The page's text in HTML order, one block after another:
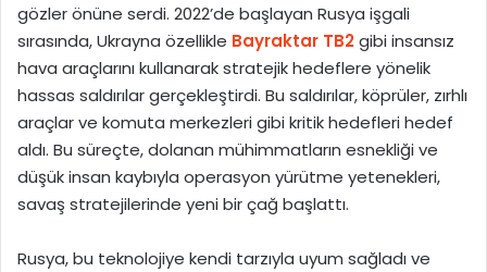
gözler önüne serdi. 2022’de başlayan Rusya işgali
sırasında, Ukrayna özellikle Bayraktar TB2gibi insansız
hava araçlarını kullanarak stratejik hedeflere yönelik
hassas saldırılar gerçekleştirdi. Bu saldırılar, köprüler, zırhlı
araçlar ve komuta merkezleri gibi kritik hedefleri hedef
aldı. Bu süreçte, dolanan mühimmatların esnekliği ve
düşük insan kaybıyla operasyon yürütme yetenekleri,
savaş stratejilerinde yeni bir çağ başlattı.
Rusya, bu teknolojiye kendi tarzıyla uyum sağladı ve